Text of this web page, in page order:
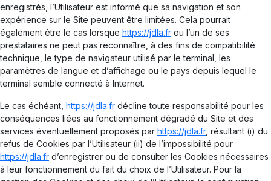
enregistrés, l’Utilisateur est informé que sa navigation et son
expérience sur le Site peuvent être limitées. Cela pourrait
également être le cas lorsque https://jdla.fr ou l’un de ses
prestataires ne peut pas reconnaître, à des fins de compatibilité
technique, le type de navigateur utilisé par le terminal, les
paramètres de langue et d’affichage ou le pays depuis lequel le
terminal semble connecté à Internet.
Le cas échéant, https://jdla.fr décline toute responsabilité pour les
conséquences liées au fonctionnement dégradé du Site et des
services éventuellement proposés par https://jdla.fr, résultant (i) du
refus de Cookies par l’Utilisateur (ii) de l’impossibilité pour
https://jdla.fr d’enregistrer ou de consulter les Cookies nécessaires
à leur fonctionnement du fait du choix de l’Utilisateur. Pour la